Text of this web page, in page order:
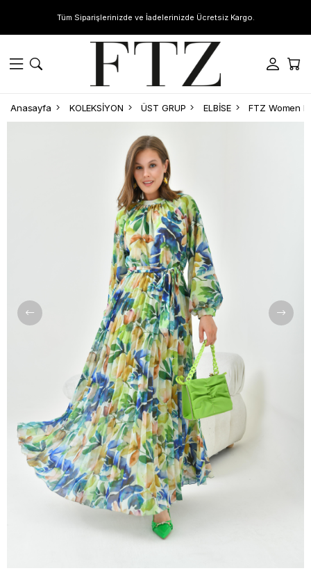
Tüm Siparişlerinizde ve İadelerinizde Ücretsiz Kargo.
Anasayfa KOLEKSİYON ÜST GRUP ELBİSE FTZ Women